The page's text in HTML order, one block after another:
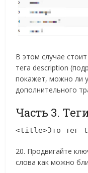
В этом случае
тега description
покажет, можно ли
дополнительного
Часть 3.
<title>Это
20. Продвигайте
слова как можно